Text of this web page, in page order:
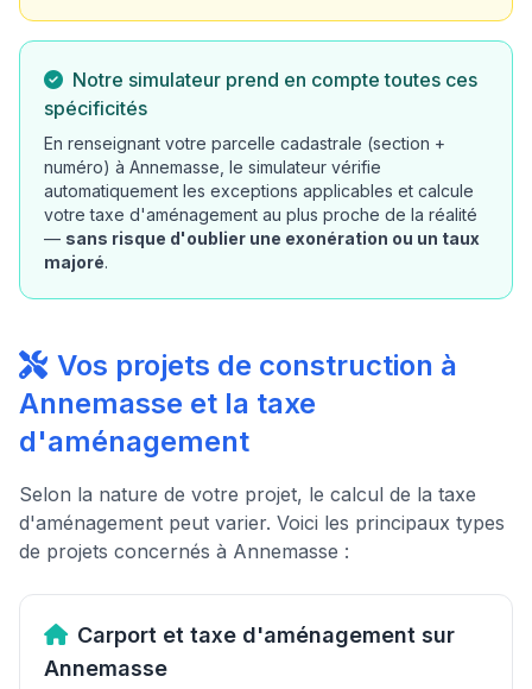
Notre simulateur prend en compte toutes ces
spécificités
En renseignant votre parcelle cadastrale (section +
numéro) à Annemasse, le simulateur vérifie
automatiquement les exceptions applicables et calcule
votre taxe d'aménagement au plus proche de la réalité
— sans risque d'oublier une exonération ou un taux
majoré.
Vos projets de construction à
Annemasse et la taxe
d'aménagement
Selon la nature de votre projet, le calcul de la taxe
d'aménagement peut varier. Voici les principaux types
de projets concernés à Annemasse :
Carport et taxe d'aménagement sur
Annemasse